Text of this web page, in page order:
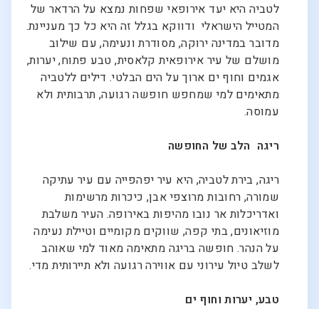
לטביה היא יעד אירופאי שפחות נמצא על הרדאר של
המטייל הישראלי ודווקא בגלל זה היא כל כך מעניינת.
מדובר במדינה ירוקה, מסודרת ונעימה, עם שילוב
מושלם של עיר אירופאית קלאסית, טבע פתוח, יערות,
אגמים וחוף ים ארוך על הים הבלטי. דילים ללטביה
מתאימים למי שמחפש חופשה רגועה, תרבותית ולא
עמוסה.
ריגה הלב של החופשה
ריגה, בירת לטביה, היא עיר יפהפייה עם עיר עתיקה
שמורה, רחובות מרוצפי אבן, כיכרות מרשימות
ואדריכלות אר נובו מהיפות באירופה. העיר משלבת
מוזיאונים, בתי קפה, שווקים מקומיים וטיילת נעימה
על הנהר. חופשה בריגה מתאימה מאוד למי שאוהב
לשלב טיול עירוני עם אווירה רגועה ולא תיירותית מדי.
טבע, יערות וחוף ים